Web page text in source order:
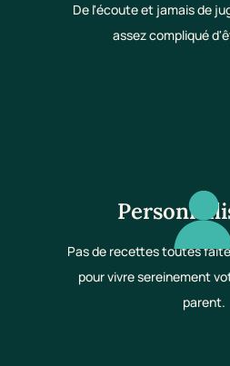
De l'écoute et jamais de
assez compliqué
Pas de recettes toutes
pour vivre sereinement
parent.